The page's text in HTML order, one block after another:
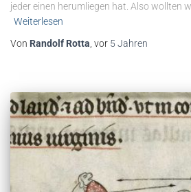
jeder einen herumliegen hat. Also wollten
Weiterlesen
Von Randolf Rotta, vor 5 Jahren